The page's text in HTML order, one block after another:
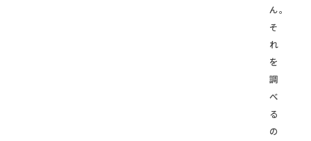
ん。
そ
れ
を
調
べ
る
の